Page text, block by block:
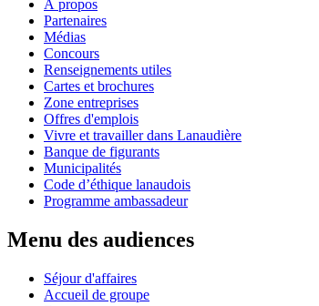
À propos
Partenaires
Médias
Concours
Renseignements utiles
Cartes et brochures
Zone entreprises
Offres d'emplois
Vivre et travailler dans Lanaudière
Banque de figurants
Municipalités
Code d’éthique lanaudois
Programme ambassadeur
Menu des audiences
Séjour d'affaires
Accueil de groupe